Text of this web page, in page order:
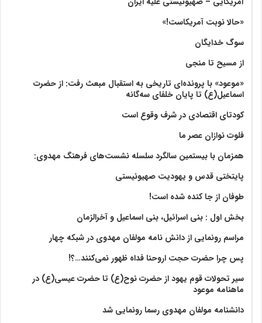
«حالا نوبت آمریکاست!»
سوگ خدایگان
از مسیح تا منجی
«موعود» با پرونده‌ای تاریخی به استقبال مبعث رفت: از حضرت
اسماعیل(ع) تا پایان خلفای سه‌گانه
کودتای اقتصادی در شرف وقوع است
فلوت نوازان عصر ما
همزمان با بیستمین سالگرد سلسله نشست‌های فرهنگ مهدوی:‌
پایتختی قدس و یهودیت صهیونیستی
طوفان از جا کنده شده است!
بخش اول : بنی اسرائیل، بنی اسماعیل و آخرالزمان
مراسم رونمایی از دانش نامه مولفان مهدوی در شبکه چهار
پس چرا حضرت حجت اروحنا فداه ظهور نمی‌کنند…؟!
سیر تحولات قوم یهود از حضرت نوح(ع) تا حضرت عیسی(ع) در
ماهنامه موعود
دانشنامه مولفان مهدوی رسما رونمایی شد